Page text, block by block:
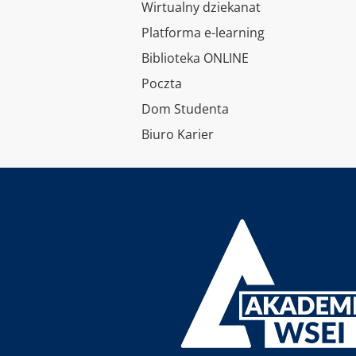
Wirtualny dziekanat
Platforma e-learning
Biblioteka ONLINE
Poczta
Dom Studenta
Biuro Karier